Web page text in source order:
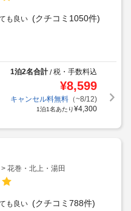
も良い (クチコミ1050件)
1泊2名合計/税・手数料込
¥8,599
キャンセル料無料（~8/12)
1泊1名あたり¥4,300
花巻・北上・湯田
も良い (クチコミ788件)